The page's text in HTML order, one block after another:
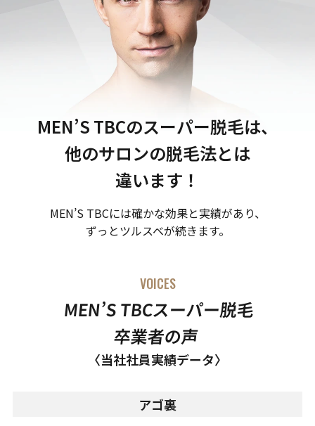
MEN’S TBCのスーパー脱毛は、
他のサロンの脱毛法とは
違います！
MEN’S TBCには確かな効果と実績があり、
ずっとツルスベが続きます。
VOICES
MEN’S TBCスーパー脱毛
卒業者の声
〈当社社員実績データ〉
アゴ裏